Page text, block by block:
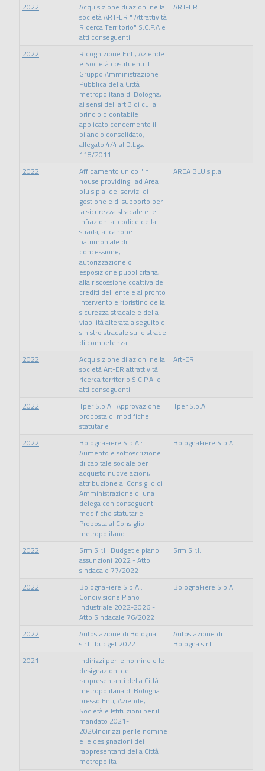
2022
Acquisizione di azioni nella
società ART-ER " Attrattività
Ricerca Territorio" S.C.P.A e
atti conseguenti
ART-ER
2022
Ricognizione Enti, Aziende
e Società costituenti il
Gruppo Amministrazione
Pubblica della Città
metropolitana di Bologna,
ai sensi dell'art.3 di cui al
principio contabile
applicato concernente il
bilancio consolidato,
allegato 4/4 al D.Lgs.
118/2011
2022
Affidamento unico "in
house providing" ad Area
blu s.p.a. dei servizi di
gestione e di supporto per
la sicurezza stradale e le
infrazioni al codice della
strada, al canone
patrimoniale di
concessione,
autorizzazione o
esposizione pubblicitaria,
alla riscossione coattiva dei
crediti dell'ente e al pronto
intervento e ripristino della
sicurezza stradale e della
viabilità alterata a seguito di
sinistro stradale sulle strade
di competenza
AREA BLU s.p.a
2022
Acquisizione di azioni nella
società Art-ER attrattività
ricerca territorio S.C.P.A. e
atti conseguenti
Art-ER
2022
Tper S.p.A.: Approvazione
proposta di modifiche
statutarie
Tper S.p.A.
2022
BolognaFiere S.p.A.:
Aumento e sottoscrizione
di capitale sociale per
acquisto nuove azioni,
attribuzione al Consiglio di
Amministrazione di una
delega con conseguenti
modifiche statutarie.
Proposta al Consiglio
metropolitano
BolognaFiere S.p.A.
2022
Srm S.r.l.: Budget e piano
assunzioni 2022 - Atto
sindacale 77/2022
Srm S.r.l.
2022
BolognaFiere S.p.A.:
Condivisione Piano
Industriale 2022-2026 -
Atto Sindacale 76/2022
BolognaFiere S.p.A
2022
Autostazione di Bologna
s.r.l.: budget 2022
Autostazione di
Bologna s.r.l.
2021
Indirizzi per le nomine e le
designazioni dei
rappresentanti della Città
metropolitana di Bologna
presso Enti, Aziende,
Società e Istituzioni per il
mandato 2021-
2026Indirizzi per le nomine
e le designazioni dei
rappresentanti della Città
metropolita